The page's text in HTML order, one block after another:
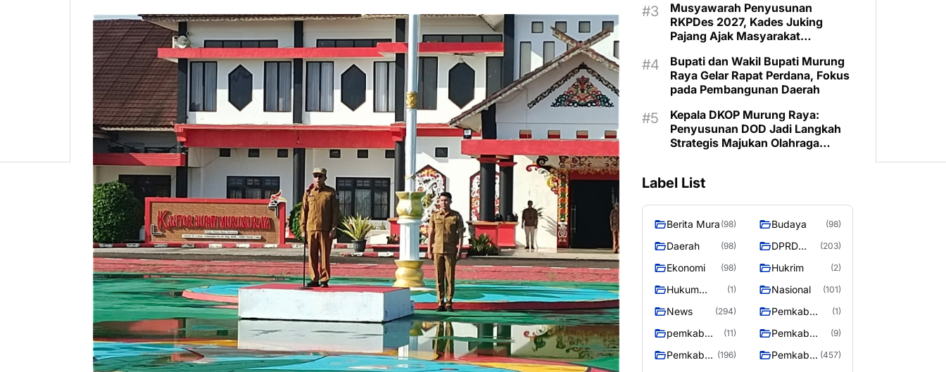
Musyawarah Penyusunan
RKPDes 2027, Kades Juking
Pajang Ajak Masyarakat
Kebutuhan
Bupati dan Wakil Bupati Murung
Raya Gelar Rapat Perdana, Fokus
pada Pembangunan Daerah
Kepala DKOP Murung Raya:
Penyusunan DOD Jadi Langkah
Strategis Majukan Olahraga
Label List
Berita Mura (98) Budaya (98)
Daerah (98)
DPRD
Raya
(203)
Ekonomi (98) Hukrim (2)
Hukum
(1) Nasional (101)
News (294)
Pemkab
(1)
pemkab
raya
(11)
Pemkab
murung raya
(9)
Pemkab
(196)
Pemkab
(457)